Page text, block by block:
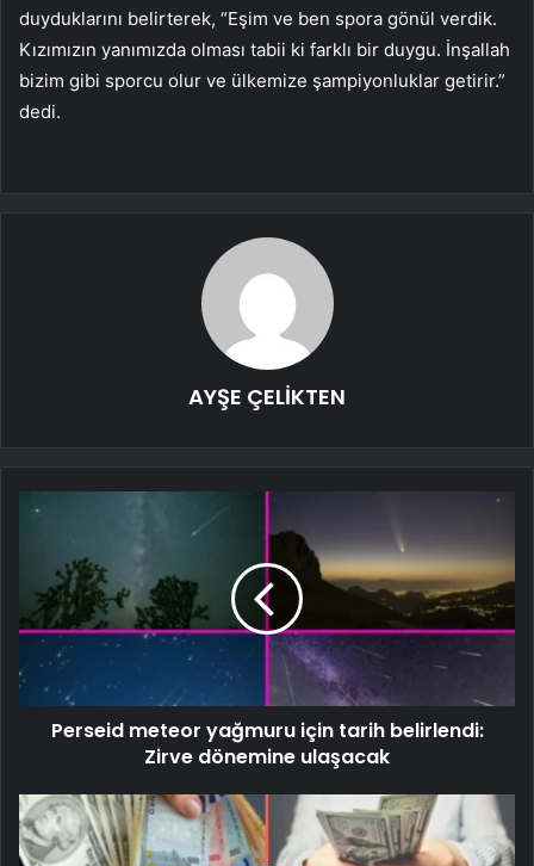
duyduklarını belirterek, “Eşim ve ben spora gönül verdik.
Kızımızın yanımızda olması tabii ki farklı bir duygu. İnşallah
bizim gibi sporcu olur ve ülkemize şampiyonluklar getirir.”
dedi.
AYŞE ÇELİKTEN
Perseid meteor yağmuru için tarih belirlendi:
Zirve dönemine ulaşacak